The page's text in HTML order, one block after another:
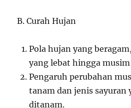
B. Curah Hujan
Pola hujan yang
yang lebat hingga
Pengaruh perubahan
tanam dan jenis sayuran
ditanam.